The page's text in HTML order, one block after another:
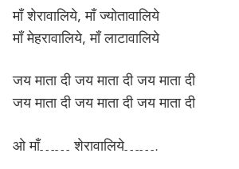
माँ शेरावालिये, माँ ज्योतावालिये
माँ मेहरावालिये, माँ लाटावालिये
जय माता दी जय माता दी जय माता दी
जय माता दी जय माता दी जय माता दी
ओ माँ…… शेरावालिये…….